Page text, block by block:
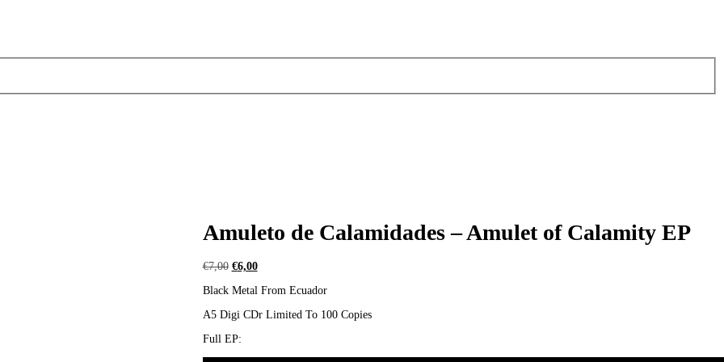
Amuleto de Calamidades – Amulet of Calamity EP
€7,00 Ursprünglicher
war:
€6,00Aktueller
ist:
Black Metal From Ecuador
A5 Digi CDr Limited To 100 Copies
Full EP: